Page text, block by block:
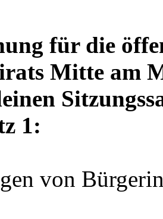
für die
Mitte am
1:
von